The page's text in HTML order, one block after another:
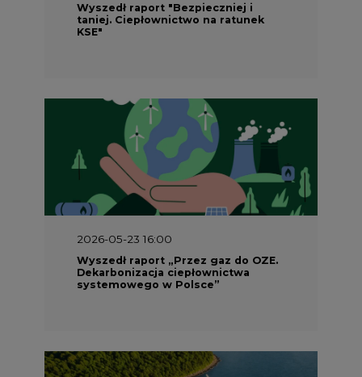
Wyszedł raport "Bezpieczniej i
taniej. Ciepłownictwo na ratunek
KSE"
2026-05-23 16:00
Wyszedł raport „Przez gaz do OZE.
Dekarbonizacja ciepłownictwa
systemowego w Polsce”